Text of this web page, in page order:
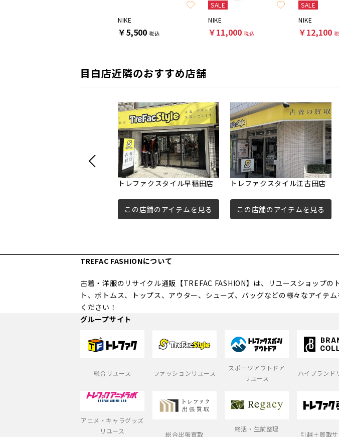
NIKE
￥5,500 税込
SALE
NIKE
￥11,000 税込
SALE
NIKE
￥12,100
目白店近隣のおすすめ店舗
トレファクスタイル早稲田店
この店舗のアイテムを見る
トレファクスタイル江古田店
この店舗のアイテムを見る
TREFAC FASHIONについて
古着・洋服のリサイクル通販【TREFAC FASHION】は、リユースショップ
ト、ボトムス、トップス、アウター、シューズ、バッグなどの様々なアイテ
ください！
グループサイト
総合リユース ファッションリユース
スポーツアウトドア
リユース
ハイブランド
アニメ・キャラグッズ
リユース
総合出張買取
終活・生前整理
引越＋買取